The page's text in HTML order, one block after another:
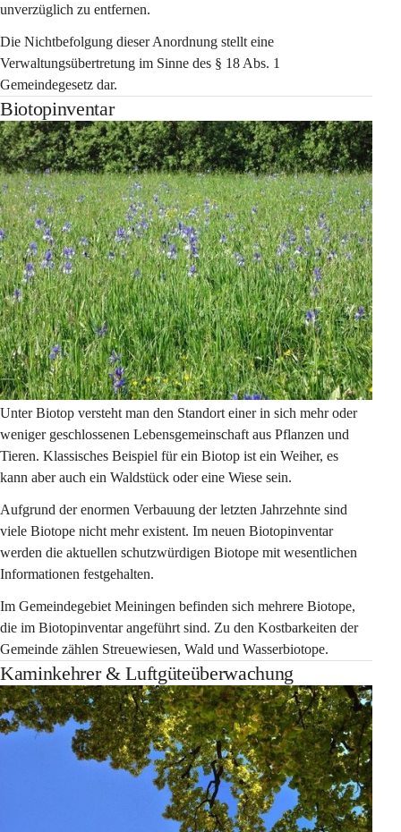
unverzüglich zu entfernen.
Die Nichtbefolgung dieser Anordnung stellt eine
Verwaltungsübertretung im Sinne des § 18 Abs. 1
Gemeindegesetz dar.
Biotopinventar
Unter Biotop versteht man den Standort einer in sich mehr oder
weniger geschlossenen Lebensgemeinschaft aus Pflanzen und
Tieren. Klassisches Beispiel für ein Biotop ist ein Weiher, es
kann aber auch ein Waldstück oder eine Wiese sein.
Aufgrund der enormen Verbauung der letzten Jahrzehnte sind
viele Biotope nicht mehr existent. Im neuen Biotopinventar
werden die aktuellen schutzwürdigen Biotope mit wesentlichen
Informationen festgehalten.
Im Gemeindegebiet Meiningen befinden sich mehrere Biotope,
die im Biotopinventar angeführt sind. Zu den Kostbarkeiten der
Gemeinde zählen Streuewiesen, Wald und Wasserbiotope.
Kaminkehrer & Luftgüteüberwachung